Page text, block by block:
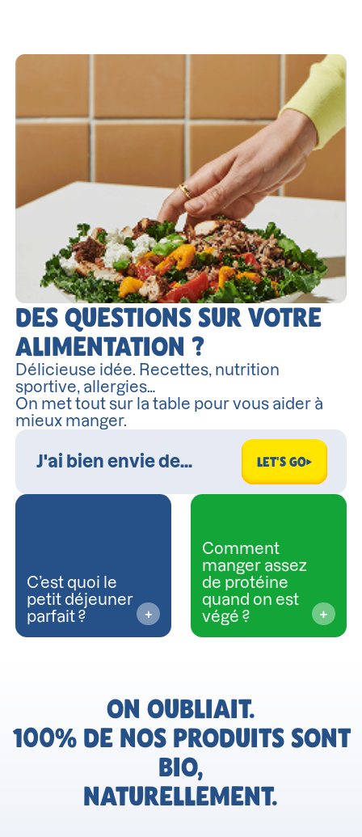
DES QUESTIONS SUR VOTRE
ALIMENTATION ?
Délicieuse idée. Recettes, nutrition
sportive, allergies…
On met tout sur la table pour vous aider à
mieux manger.
LET'S GO
C’est quoi le
petit déjeuner
parfait ?
Comment
manger assez
de protéine
quand on est
végé ?
ON OUBLIAIT.
100% DE NOS PRODUITS SONT
BIO,
NATURELLEMENT.